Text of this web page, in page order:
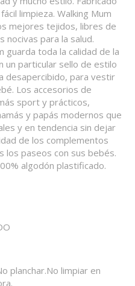
limpieza. Walking Mum
mejores tejidos, libres de
nocivas para la salud.
guarda toda la calidad de la
un particular sello de estilo
desapercibido, para vestir
Los accesorios de
sport y prácticos,
y papás modernos que
y en tendencia sin dejar
de los complementos
los paseos con sus bebés.
algodón plastificado.
planchar.No limpiar en